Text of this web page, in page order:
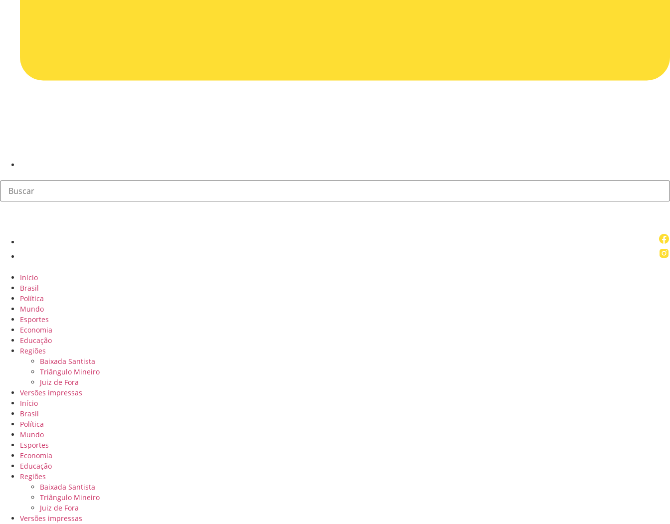
Início
Brasil
Política
Mundo
Esportes
Economia
Educação
Regiões
Baixada Santista
Triângulo Mineiro
Juiz de Fora
Versões impressas
Início
Brasil
Política
Mundo
Esportes
Economia
Educação
Regiões
Baixada Santista
Triângulo Mineiro
Juiz de Fora
Versões impressas